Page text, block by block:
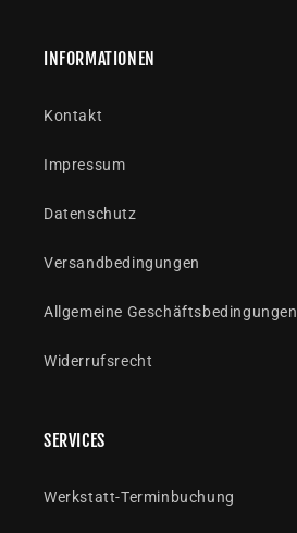
INFORMATIONEN
Kontakt
Impressum
Datenschutz
Versandbedingungen
Allgemeine Geschäftsbedingungen
Widerrufsrecht
SERVICES
Werkstatt-Terminbuchung